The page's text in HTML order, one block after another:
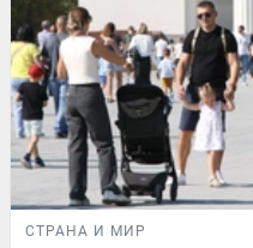
СТРАНА И МИР